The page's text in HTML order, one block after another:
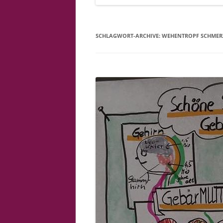
SCHLAGWORT-ARCHIVE: WEHENTROPF